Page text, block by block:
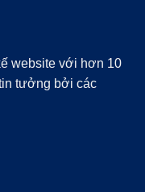
website với hơn 10
tưởng bởi các